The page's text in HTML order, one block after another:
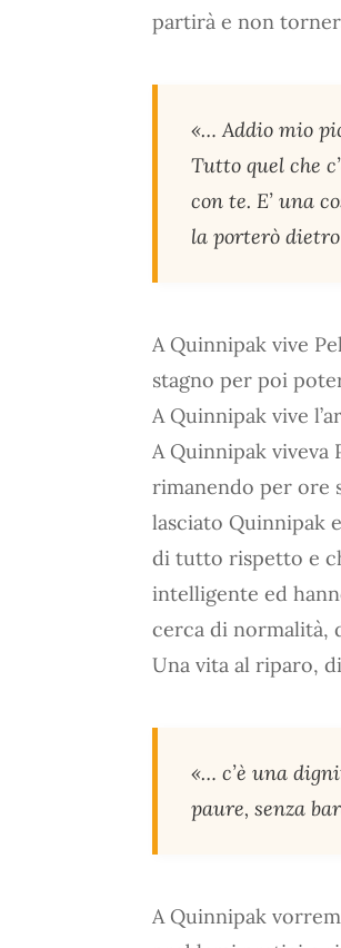
partirà e non
«… Addio mio
Tutto quel che
con te. E’ una
la porterò
A Quinnipak vive
stagno per poi
A Quinnipak vive
A Quinnipak viveva
rimanendo per ore
lasciato Quinnipak
di tutto rispetto e
intelligente ed
cerca di normalità,
Una vita al riparo,
«… c’è una
paure, senza
A Quinnipak